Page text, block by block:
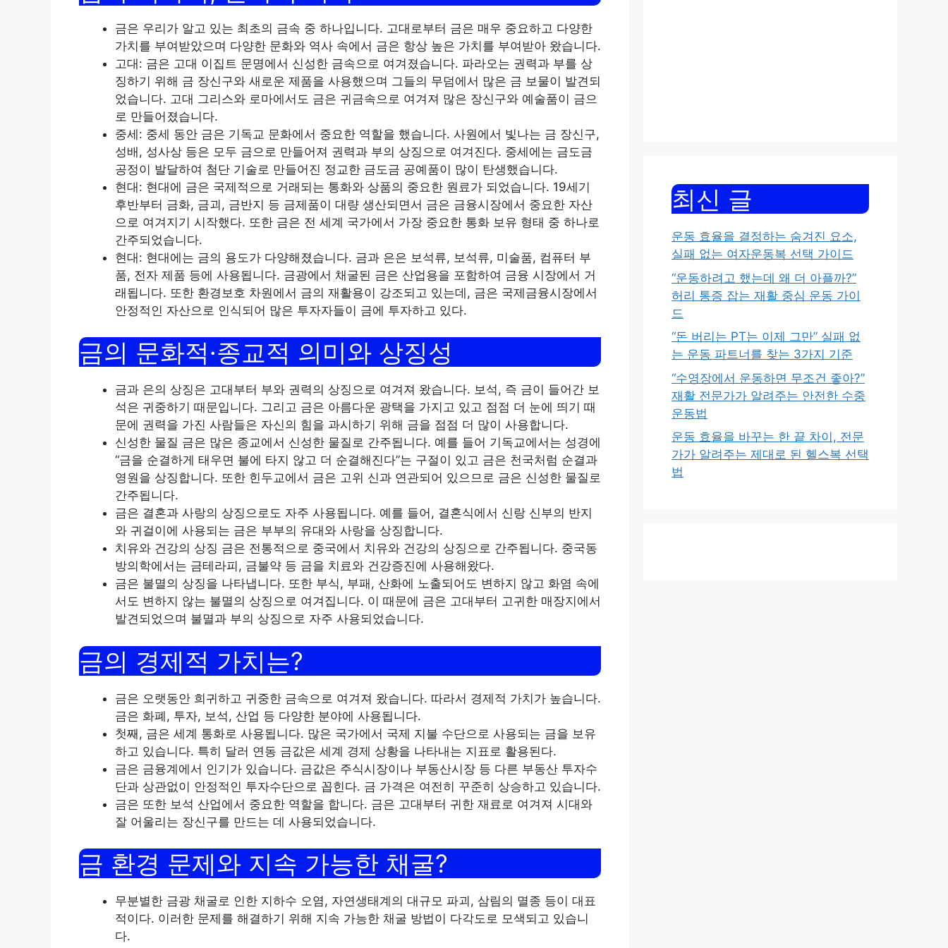
금은 우리가 알고 있는 최초의 금속 중 하나입니다. 고대로부터 금은 매우 중요하고 다양한
가치를 부여받았으며 다양한 문화와 역사 속에서 금은 항상 높은 가치를 부여받아 왔습니다.
고대: 금은 고대 이집트 문명에서 신성한 금속으로 여겨졌습니다. 파라오는 권력과 부를 상
징하기 위해 금 장신구와 새로운 제품을 사용했으며 그들의 무덤에서 많은 금 보물이 발견되
었습니다. 고대 그리스와 로마에서도 금은 귀금속으로 여겨져 많은 장신구와 예술품이 금으
로 만들어졌습니다.
중세: 중세 동안 금은 기독교 문화에서 중요한 역할을 했습니다. 사원에서 빛나는 금 장신구,
성배, 성사상 등은 모두 금으로 만들어져 권력과 부의 상징으로 여겨진다. 중세에는 금도금
공정이 발달하여 첨단 기술로 만들어진 정교한 금도금 공예품이 많이 탄생했습니다.
현대: 현대에 금은 국제적으로 거래되는 통화와 상품의 중요한 원료가 되었습니다. 19세기
후반부터 금화, 금괴, 금반지 등 금제품이 대량 생산되면서 금은 금융시장에서 중요한 자산
으로 여겨지기 시작했다. 또한 금은 전 세계 국가에서 가장 중요한 통화 보유 형태 중 하나로
간주되었습니다.
현대: 현대에는 금의 용도가 다양해졌습니다. 금과 은은 보석류, 보석류, 미술품, 컴퓨터 부
품, 전자 제품 등에 사용됩니다. 금광에서 채굴된 금은 산업용을 포함하여 금융 시장에서 거
래됩니다. 또한 환경보호 차원에서 금의 재활용이 강조되고 있는데, 금은 국제금융시장에서
안정적인 자산으로 인식되어 많은 투자자들이 금에 투자하고 있다.
금의 문화적·종교적 의미와 상징성
금과 은의 상징은 고대부터 부와 권력의 상징으로 여겨져 왔습니다. 보석, 즉 금이 들어간 보
석은 귀중하기 때문입니다. 그리고 금은 아름다운 광택을 가지고 있고 점점 더 눈에 띄기 때
문에 권력을 가진 사람들은 자신의 힘을 과시하기 위해 금을 점점 더 많이 사용합니다.
신성한 물질 금은 많은 종교에서 신성한 물질로 간주됩니다. 예를 들어 기독교에서는 성경에
“금을 순결하게 태우면 불에 타지 않고 더 순결해진다”는 구절이 있고 금은 천국처럼 순결과
영원을 상징합니다. 또한 힌두교에서 금은 고위 신과 연관되어 있으므로 금은 신성한 물질로
간주됩니다.
금은 결혼과 사랑의 상징으로도 자주 사용됩니다. 예를 들어, 결혼식에서 신랑 신부의 반지
와 귀걸이에 사용되는 금은 부부의 유대와 사랑을 상징합니다.
치유와 건강의 상징 금은 전통적으로 중국에서 치유와 건강의 상징으로 간주됩니다. 중국동
방의학에서는 금테라피, 금불약 등 금을 치료와 건강증진에 사용해왔다.
금은 불멸의 상징을 나타냅니다. 또한 부식, 부패, 산화에 노출되어도 변하지 않고 화염 속에
서도 변하지 않는 불멸의 상징으로 여겨집니다. 이 때문에 금은 고대부터 고귀한 매장지에서
발견되었으며 불멸과 부의 상징으로 자주 사용되었습니다.
금의 경제적 가치는?
금은 오랫동안 희귀하고 귀중한 금속으로 여겨져 왔습니다. 따라서 경제적 가치가 높습니다.
금은 화폐, 투자, 보석, 산업 등 다양한 분야에 사용됩니다.
첫째, 금은 세계 통화로 사용됩니다. 많은 국가에서 국제 지불 수단으로 사용되는 금을 보유
하고 있습니다. 특히 달러 연동 금값은 세계 경제 상황을 나타내는 지표로 활용된다.
금은 금융계에서 인기가 있습니다. 금값은 주식시장이나 부동산시장 등 다른 부동산 투자수
단과 상관없이 안정적인 투자수단으로 꼽힌다. 금 가격은 여전히 ​​꾸준히 상승하고 있습니다.
금은 또한 보석 산업에서 중요한 역할을 합니다. 금은 고대부터 귀한 재료로 여겨져 시대와
잘 어울리는 장신구를 만드는 데 사용되었습니다.
금 환경 문제와 지속 가능한 채굴?
무분별한 금광 채굴로 인한 지하수 오염, 자연생태계의 대규모 파괴, 삼림의 멸종 등이 대표
적이다. 이러한 문제를 해결하기 위해 지속 가능한 채굴 방법이 다각도로 모색되고 있습니
다.
최신 글
운동 효율을 결정하는 숨겨진 요소,
실패 없는 여자운동복 선택 가이드
“운동하려고 했는데 왜 더 아플까?”
허리 통증 잡는 재활 중심 운동 가이
드
“돈 버리는 PT는 이제 그만” 실패 없
는 운동 파트너를 찾는 3가지 기준
“수영장에서 운동하면 무조건 좋아?”
재활 전문가가 알려주는 안전한 수중
운동법
운동 효율을 바꾸는 한 끝 차이, 전문
가가 알려주는 제대로 된 헬스복 선택
법